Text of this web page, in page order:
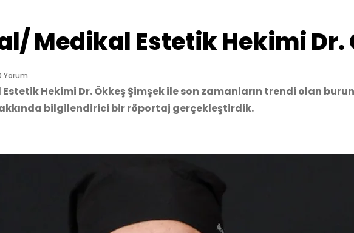
Medikal Estetik Hekimi Dr.
Yorum
Hekimi Dr. Ökkeş Şimşek ile son zamanların trendi olan
bilgilendirici bir röportaj gerçekleştirdik.